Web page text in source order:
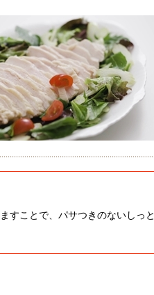
すことで、パサつきのないしっと